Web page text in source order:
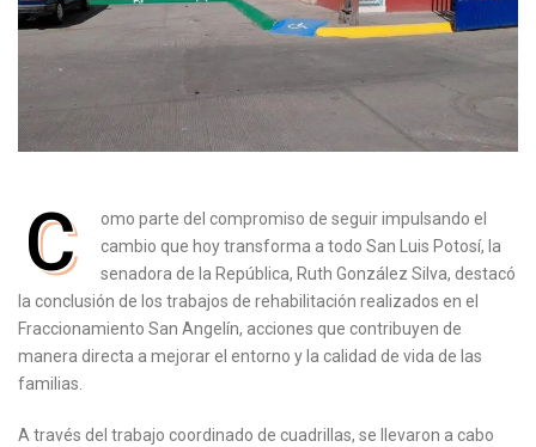
C
omo parte del compromiso de seguir impulsando el
cambio que hoy transforma a todo San Luis Potosí, la
senadora de la República, Ruth González Silva, destacó
la conclusión de los trabajos de rehabilitación realizados en el
Fraccionamiento San Angelín, acciones que contribuyen de
manera directa a mejorar el entorno y la calidad de vida de las
familias.
A través del trabajo coordinado de cuadrillas, se llevaron a cabo